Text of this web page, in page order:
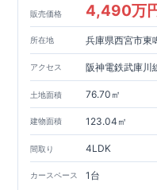
販売価格 4,490万
所在地 兵庫県西宮市東
アクセス 阪神電鉄武庫川
土地面積 76.70㎡
建物面積 123.04㎡
間取り 4LDK
カースペース 1台